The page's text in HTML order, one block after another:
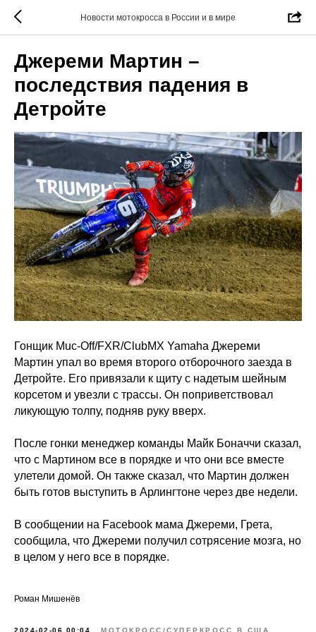
Новости мотокросса в России и в мире
Джереми Мартин –
последствия падения в
Детройте
Гонщик Muc-Off/FXR/ClubMX Yamaha Джереми
Мартин упал во время второго отборочного заезда в
Детройте. Его привязали к щиту с надетым шейным
корсетом и увезли с трассы. Он поприветствовал
ликующую толпу, подняв руку вверх.
После гонки менеджер команды Майк Боначчи сказал,
что с Мартином все в порядке и что они все вместе
улетели домой. Он также сказал, что Мартин должен
быть готов выступить в Арлингтоне через две недели.
В сообщении на Facebook мама Джереми, Грета,
сообщила, что Джереми получил сотрясение мозга, но
в целом у него все в порядке.
Роман Мишенёв
2024-02-06 00:04 МОТОКРОСС/СУПЕРКРОСС В США